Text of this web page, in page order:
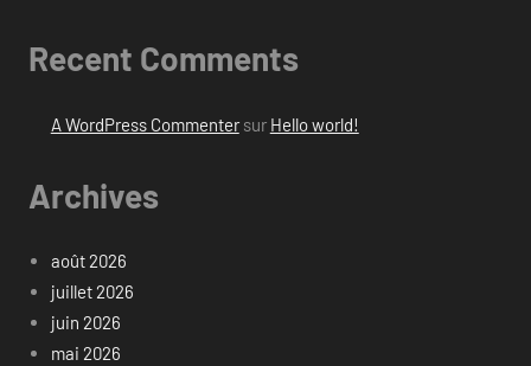
Recent Comments
A WordPress Commentersur Hello world!
Archives
août 2026
juillet 2026
juin 2026
mai 2026